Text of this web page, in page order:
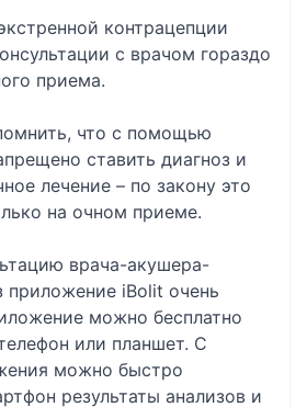
контрацепции
с врачом гораздо
приема.
что с помощью
ставить диагноз и
лечение – по закону это
на очном приеме.
врача-акушера-
приложение iBolit очень
можно бесплатно
или планшет. С
можно быстро
результаты анализов и